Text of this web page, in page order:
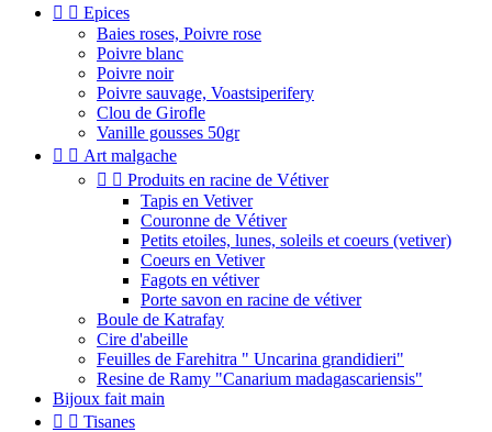
  Epices
Baies roses, Poivre rose
Poivre blanc
Poivre noir
Poivre sauvage, Voastsiperifery
Clou de Girofle
Vanille gousses 50gr
  Art malgache
  Produits en racine de Vétiver
Tapis en Vetiver
Couronne de Vétiver
Petits etoiles, lunes, soleils et coeurs (vetiver)
Coeurs en Vetiver
Fagots en vétiver
Porte savon en racine de vétiver
Boule de Katrafay
Cire d'abeille
Feuilles de Farehitra " Uncarina grandidieri"
Resine de Ramy "Canarium madagascariensis"
Bijoux fait main
  Tisanes